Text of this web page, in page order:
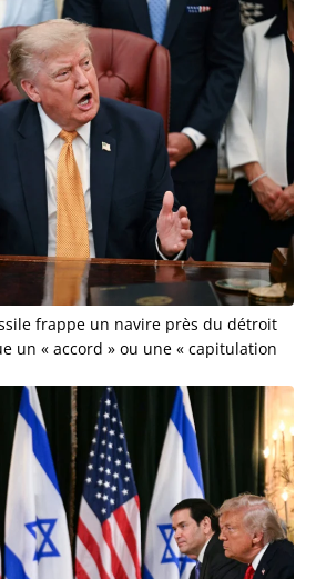
frappe un navire près du détroit
un « accord » ou une « capitulation